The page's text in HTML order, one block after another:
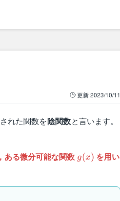
更新2023/10/11
れた関数を陰関数と言います。
ある微分可能な関数 g(x)
g(x) を用い